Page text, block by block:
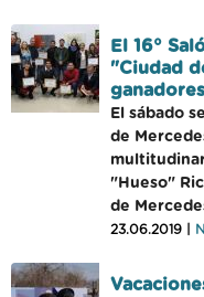
El 16°
"Ciudad
ganadores
El sábado
de
"Hueso"
de
23.06.2019 |